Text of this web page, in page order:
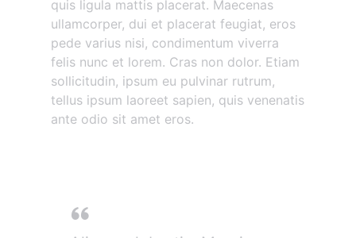
quis ligula mattis placerat. Maecenas
ullamcorper, dui et placerat feugiat, eros
pede varius nisi, condimentum viverra
felis nunc et lorem. Cras non dolor. Etiam
sollicitudin, ipsum eu pulvinar rutrum,
tellus ipsum laoreet sapien, quis venenatis
ante odio sit amet eros.